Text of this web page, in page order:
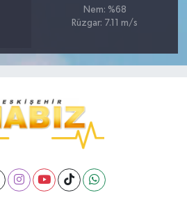
Nem: %68
Rüzgar: 7.11 m/s